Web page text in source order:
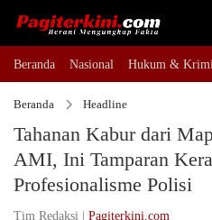
Beranda Nasional Hukum &
Beranda Headline
Tahanan Kabur dari
AMI, Ini Tamparan
Profesionalisme Polisi
Tim Redaksi | Pagiterkini.com